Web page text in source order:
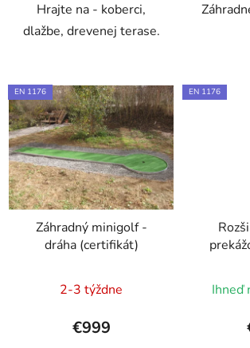
Hrajte na - koberci,
dlažbe, drevenej terase.
EN 1176
Záhradný minigolf -
dráha (certifikát)
2-3 týždne
€999
EN 1176
Ihneď